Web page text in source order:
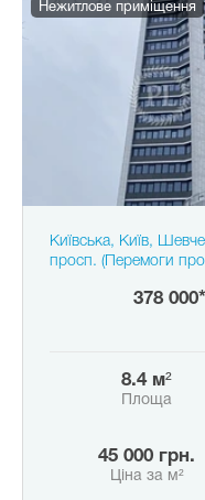
Нежитлове приміщення
Київська, Київ,
просп. (Перемоги
378
8.4 м²
Площа
45 000 грн.
Ціна за м²